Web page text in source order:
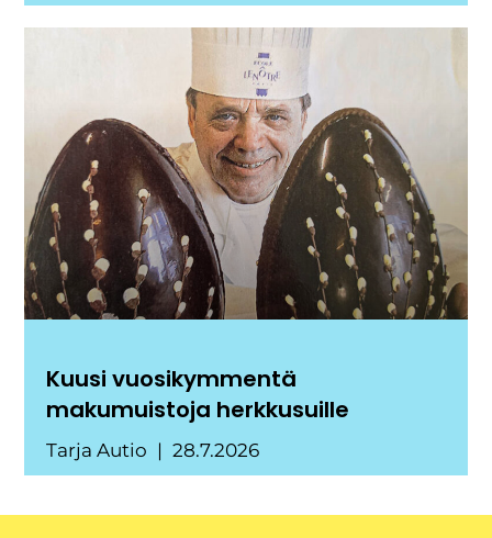
Kuusi vuosikymmentä
makumuistoja herkkusuille
Tarja Autio 28.7.2026